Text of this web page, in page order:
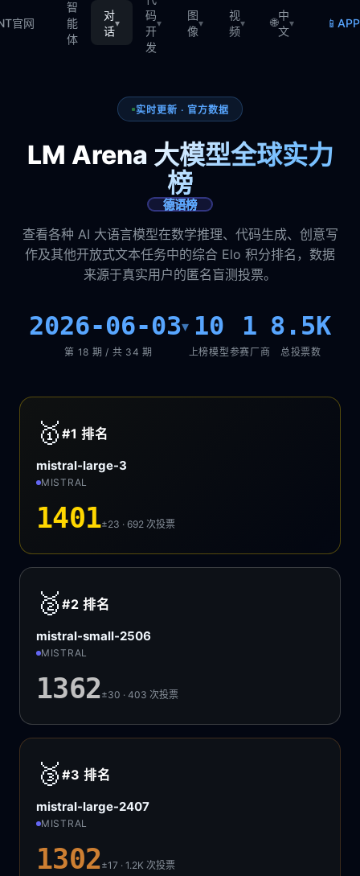
官网
智
能
体
对
话
▾
码
开
发
▾
图
像
▾
视
频
▾ 🌐
中
文
▾ 📱
实时更新 · 官方数据
LM Arena 大模型全球实力
榜
德语榜
查看各种 AI 大语言模型在数学推理、代码生成、创意写
作及其他开放式文本任务中的综合 Elo 积分排名，数据
来源于真实用户的匿名盲测投票。
2026-06-03▾
第 18 期 / 共 34 期
10
上榜模型
1
参赛厂商
8.5K
总投票数
🥇 #1排名
mistral-large-3
MISTRAL
1401±23 · 692次投票
🥈 #2排名
mistral-small-2506
MISTRAL
1362±30 · 403次投票
🥉 #3排名
mistral-large-2407
MISTRAL
1302±17 · 1.2K次投票